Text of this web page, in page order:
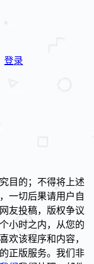
登录
目的；不得将上述
一切后果请用户自
友投稿，版权争议
小时之内，从您的
欢该程序和内容，
正版服务。我们非